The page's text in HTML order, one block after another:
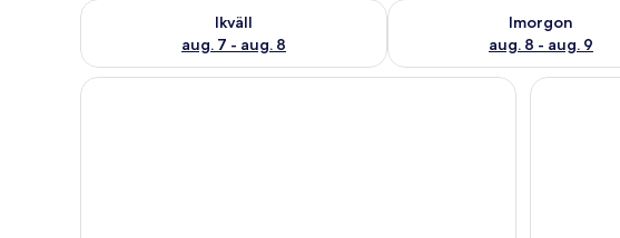
Ikväll
aug. 7 - aug. 8
Kontrollera tillgängligheten för ikväll aug. 7 - aug. 8
Imorgon
aug. 8 - aug. 9
Kontrollera tillgängligheten